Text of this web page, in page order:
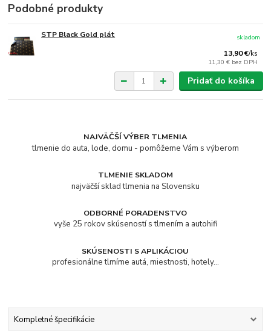
Podobné produkty
STP Black Gold plát
13,90 €/ks
11,30 € bez DPH
skladom
Pridať do košíka
NAJVÄČŠÍ VÝBER TLMENIA
tlmenie do auta, lode, domu - pomôžeme Vám s výberom
TLMENIE SKLADOM
najväčší sklad tlmenia na Slovensku
ODBORNÉ PORADENSTVO
vyše 25 rokov skúseností s tlmením a autohifi
SKÚSENOSTI S APLIKÁCIOU
profesionálne tlmíme autá, miestnosti, hotely...
Kompletné špecifikácie